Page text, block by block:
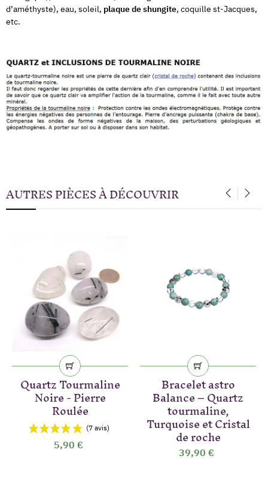
d’améthyste), eau, soleil, plaque de shungite, coquille st-Jacques,
etc.
AUTRES PIÈCES À DÉCOUVRIR
Quartz Tourmaline
Noire - Pierre
Roulée
5,90 €
Bracelet astro
Balance – Quartz
tourmaline,
Turquoise et Cristal
de roche
39,90 €